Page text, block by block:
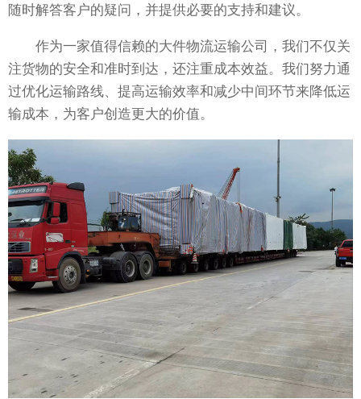
随时解答客户的疑问，并提供必要的支持和建议。
作为一家值得信赖的大件物流运输公司，我们不仅关
注货物的安全和准时到达，还注重成本效益。我们努力通
过优化运输路线、提高运输效率和减少中间环节来降低运
输成本，为客户创造更大的价值。